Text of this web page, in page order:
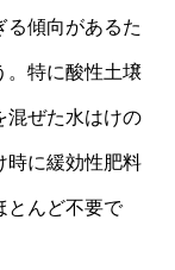
る傾向があるた
。特に酸性土壌
混ぜた水はけの
時に緩効性肥料
とんど不要で